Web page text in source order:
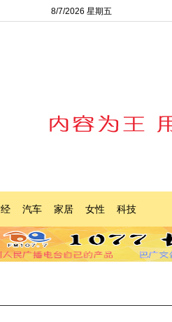
8/7/2026 星期五
汽车 家居 女性 科技